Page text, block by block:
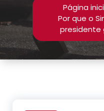
Página
Por que o
presidente